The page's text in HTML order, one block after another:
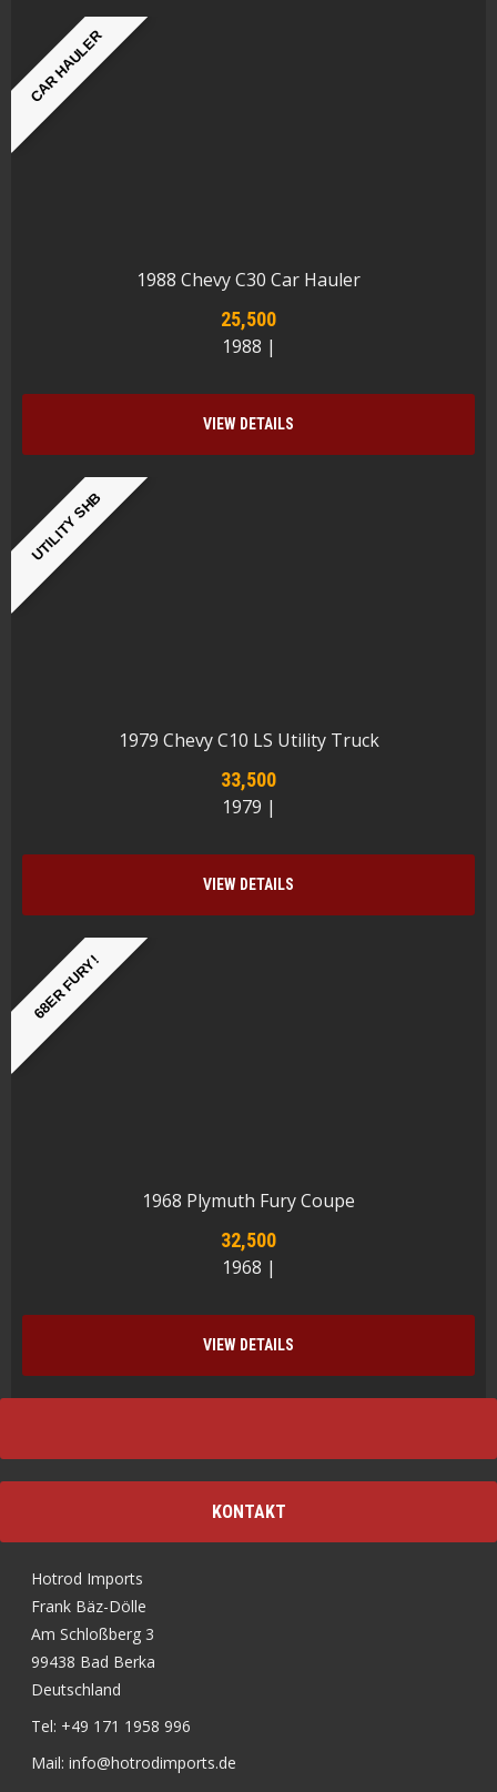
CAR HAULER
1988 Chevy C30 Car Hauler
25,500
1988 |
VIEW DETAILS
UTILITY SHB
1979 Chevy C10 LS Utility Truck
33,500
1979 |
VIEW DETAILS
68ER FURY!
1968 Plymuth Fury Coupe
32,500
1968 |
VIEW DETAILS
KONTAKT
Hotrod Imports
Frank Bäz-Dölle
Am Schloßberg 3
99438 Bad Berka
Deutschland
Tel: +49 171 1958 996
Mail: info@hotrodimports.de